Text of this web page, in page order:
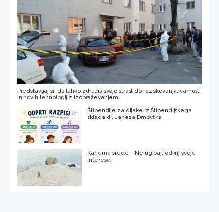
Predstavljaj si, da lahko združiš svojo strast do raziskovanja, varnosti
in novih tehnologij z izobraževanjem
Štipendije za dijake iz Štipendijskega
sklada dr. Janeza Drnovška
Karierne srede – Ne ugibaj, odkrij svoje
interese!